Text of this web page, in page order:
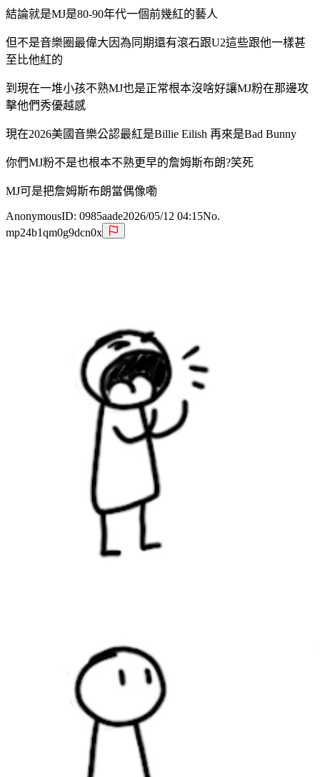
結論就是MJ是80-90年代一個前幾紅的藝人
但不是音樂圈最偉大因為同期還有滾石跟U2這些跟他一樣甚
至比他紅的
到現在一堆小孩不熟MJ也是正常根本沒啥好讓MJ粉在那邊攻
擊他們秀優越感
現在2026美國音樂公認最紅是Billie Eilish 再來是Bad Bunny
你們MJ粉不是也根本不熟更早的詹姆斯布朗?笑死
MJ可是把詹姆斯布朗當偶像嘞
AnonymousID: 0985aade2026/05/12 04:15No.
mp24b1qm0g9dcn0x